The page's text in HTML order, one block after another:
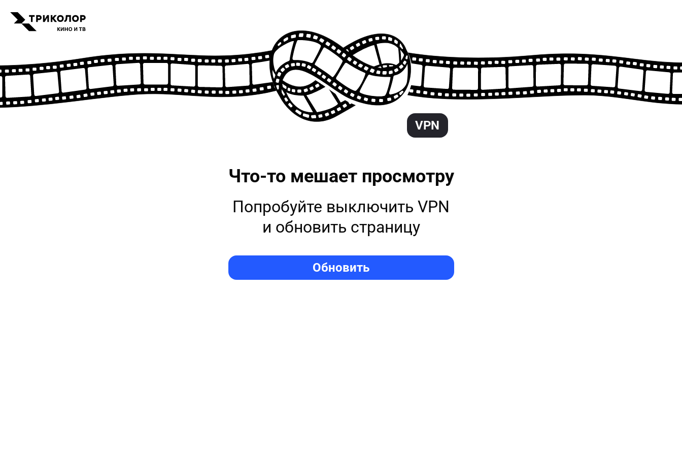
VPN
Что-то мешает просмотру
Попробуйте выключить VPN
и обновить страницу
Обновить